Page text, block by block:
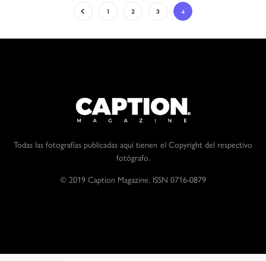
1 2 3 4
Todas las fotografías publicadas aquí tienen el Copyright del respectivo
fotógrafo.
© 2019 Caption Magazine. ISSN 0716-0879